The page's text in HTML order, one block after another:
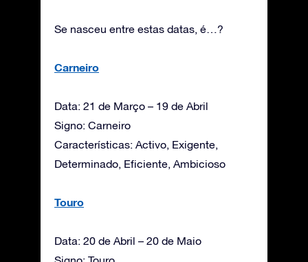
Se nasceu entre estas datas, é…?
Carneiro
Data: 21 de Março – 19 de Abril
Signo: Carneiro
Características: Activo, Exigente,
Determinado, Eficiente, Ambicioso
Touro
Data: 20 de Abril – 20 de Maio